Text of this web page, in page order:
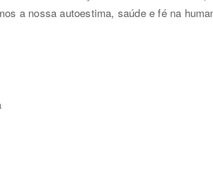
a nossa autoestima, saúde e fé na